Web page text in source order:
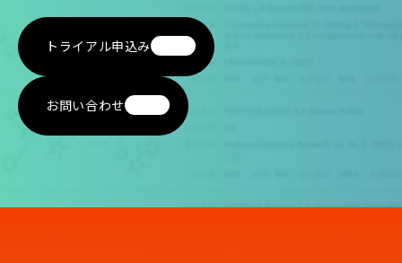
トライアル申込み
お問い合わせ